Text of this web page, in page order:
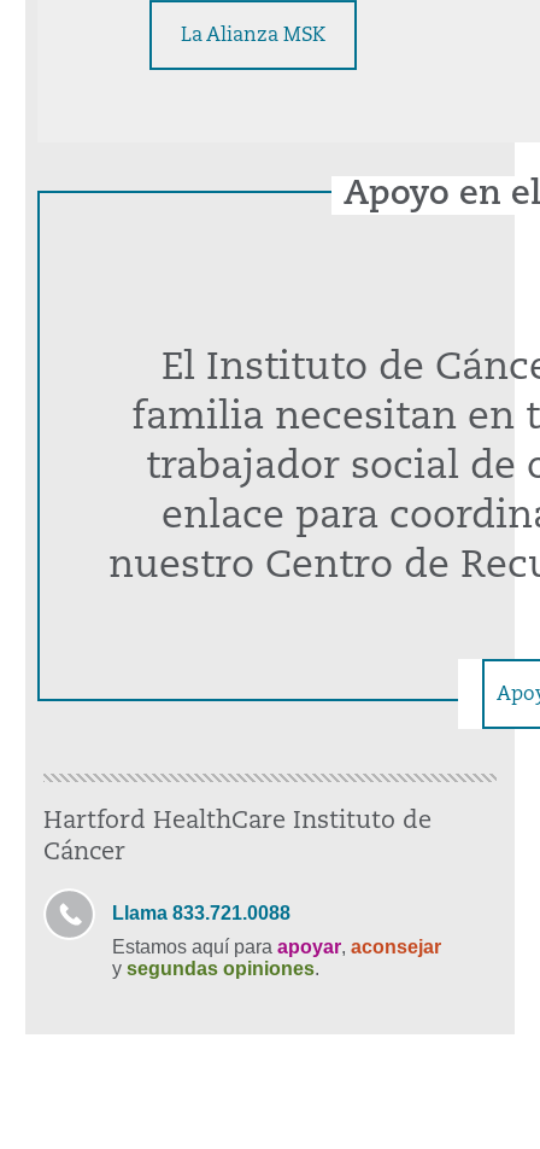
La Alianza MSK
Apoyo en
El Instituto de
familia necesitan en
trabajador social de
enlace para
nuestro Centro de
Hartford HealthCare Instituto de
Cáncer
Llama 833.721.0088
Estamos aquí para apoyar, aconsejar
y segundas opiniones.